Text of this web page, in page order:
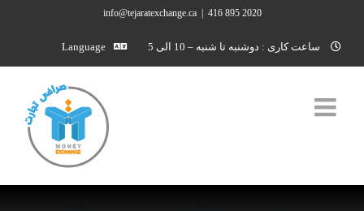
content
2020 895 416
info@tejaratexchange.ca
ساعت کاری : دوشنبه تا شنبه – 10 الی 5 Language